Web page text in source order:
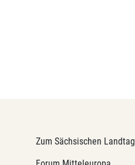
Zum Sächsischen Landtag